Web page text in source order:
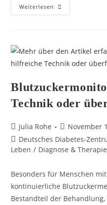
Weiterlesen
Technik oder
Julia Rohe
November
Deutsches Diabetes-
Leben / Diagnose & Therapie
Besonders für Menschen
kontinuierliche
Bestandteil der